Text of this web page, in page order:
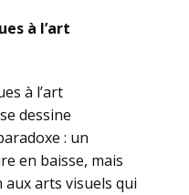
à l’art
à l’art
dessine
: un
en baisse, mais
arts visuels qui